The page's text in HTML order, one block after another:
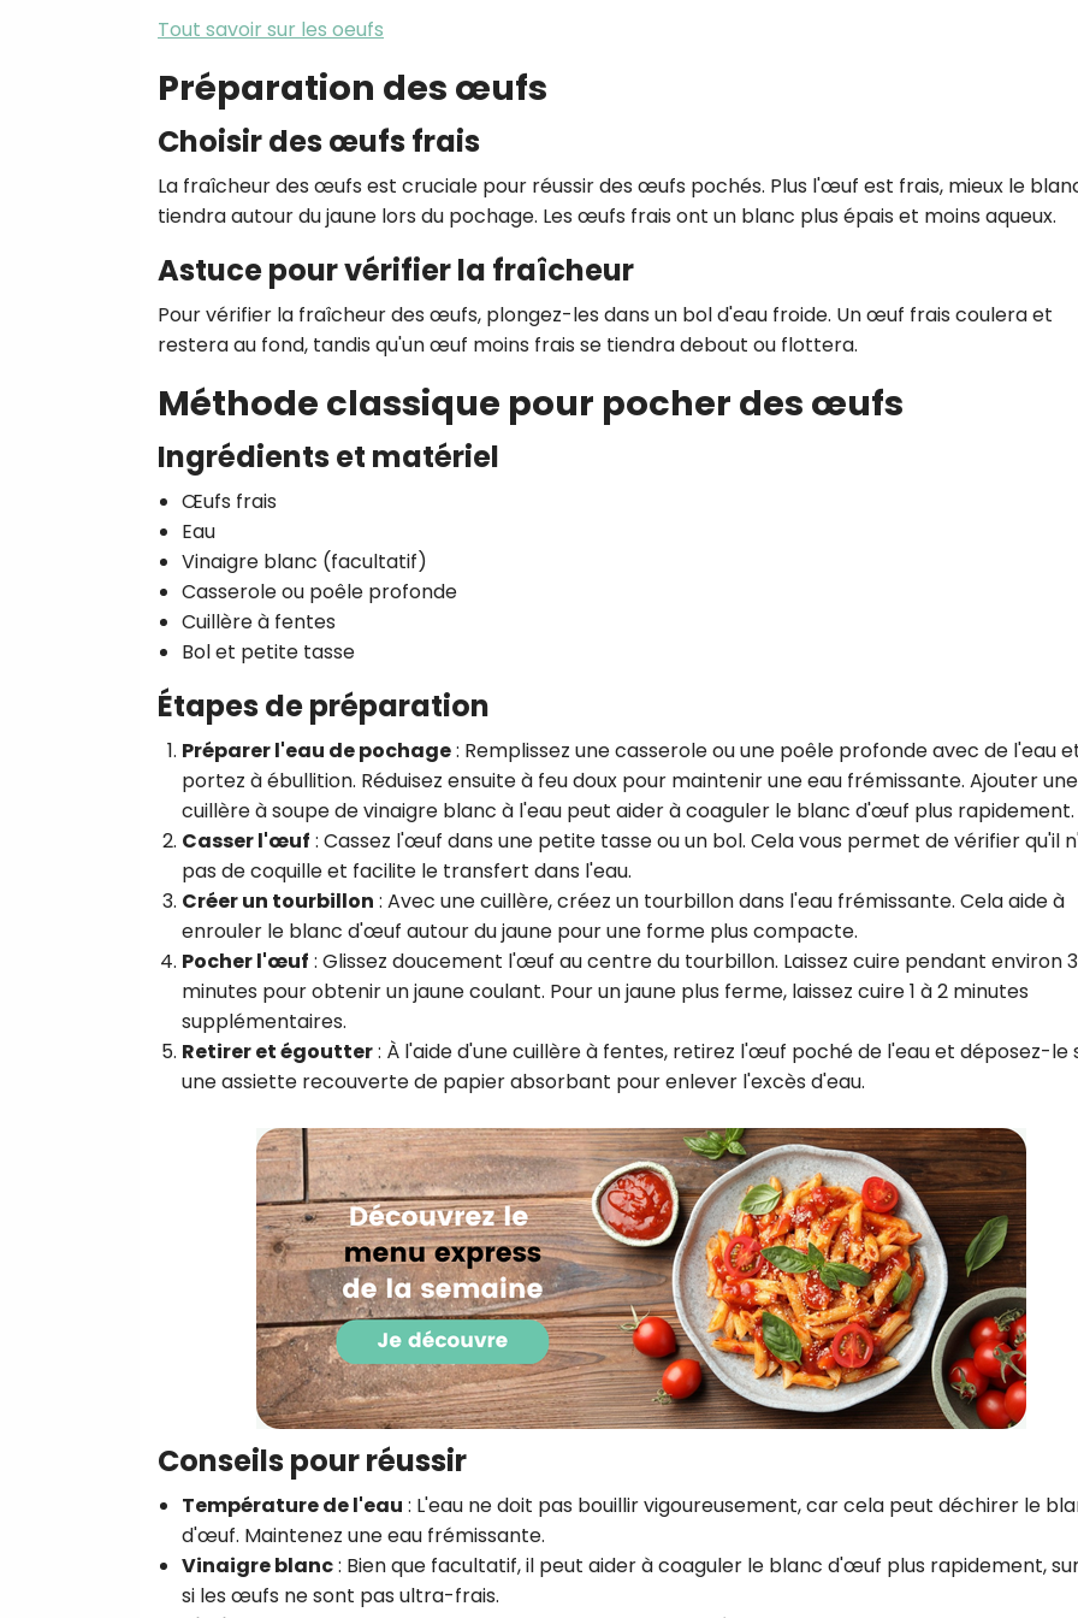
Tout savoir sur les oeufs
Préparation des œufs
Choisir des œufs frais
La fraîcheur des œufs est cruciale pour réussir des œufs pochés. Plus l'œuf est frais, mieux le
tiendra autour du jaune lors du pochage. Les œufs frais ont un blanc plus épais et moins aqueux.
Astuce pour vérifier la fraîcheur
Pour vérifier la fraîcheur des œufs, plongez-les dans un bol d'eau froide. Un œuf frais coulera et
restera au fond, tandis qu'un œuf moins frais se tiendra debout ou flottera.
Méthode classique pour pocher des œufs
Ingrédients et matériel
Œufs frais
Eau
Vinaigre blanc (facultatif)
Casserole ou poêle profonde
Cuillère à fentes
Bol et petite tasse
Étapes de préparation
Préparer l'eau de pochage: Remplissez une casserole ou une poêle profonde avec de l'eau
portez à ébullition. Réduisez ensuite à feu doux pour maintenir une eau frémissante. Ajouter une
cuillère à soupe de vinaigre blanc à l'eau peut aider à coaguler le blanc d'œuf plus rapidement.
Casser l'œuf : Cassez l'œuf dans une petite tasse ou un bol. Cela vous permet de vérifier qu'il
pas de coquille et facilite le transfert dans l'eau.
Créer un tourbillon : Avec une cuillère, créez un tourbillon dans l'eau frémissante. Cela aide à
enrouler le blanc d'œuf autour du jaune pour une forme plus compacte.
Pocher l'œuf : Glissez doucement l'œuf au centre du tourbillon. Laissez cuire pendant environ
minutes pour obtenir un jaune coulant. Pour un jaune plus ferme, laissez cuire 1 à 2 minutes
supplémentaires.
Retirer et égoutter: À l'aide d'une cuillère à fentes, retirez l'œuf poché de l'eau et déposez-le
une assiette recouverte de papier absorbant pour enlever l'excès d'eau.
Conseils pour réussir
Température de l'eau : L'eau ne doit pas bouillir vigoureusement, car cela peut déchirer le
d'œuf. Maintenez une eau frémissante.
Vinaigre blanc: Bien que facultatif, il peut aider à coaguler le blanc d'œuf plus rapidement,
si les œufs ne sont pas ultra-frais.